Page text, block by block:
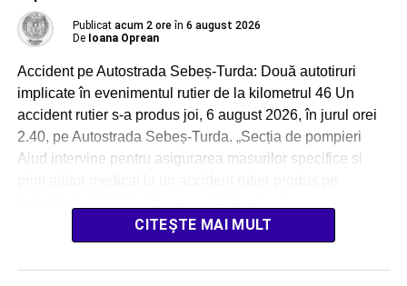
Publicat acum 2 ore în 6 august 2026
De Ioana Oprean
Accident pe Autostrada Sebeș-Turda: Două autotiruri
implicate în evenimentul rutier de la kilometrul 46 Un
accident rutier s-a produs joi, 6 august 2026, în jurul orei
2.40, pe Autostrada Sebeș-Turda. „Secția de pompieri
Aiud intervine pentru asigurarea masurilor specifice si
CITEȘTE MAI MULT